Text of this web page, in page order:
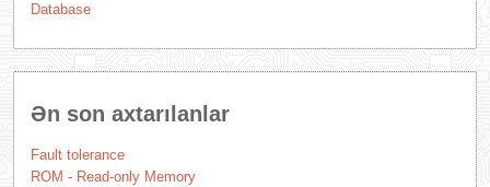
Database
Ən son axtarılanlar
Fault tolerance
ROM - Read-only Memory